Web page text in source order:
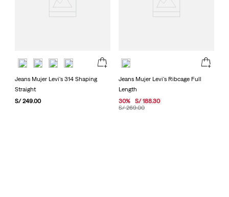
Jeans Mujer Levi's 314 Shaping
Straight
S/ 249.00
Jeans Mujer Levi's Ribcage Full
Length
S/ 269.00
30% S/ 188.30